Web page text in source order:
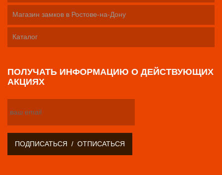
Магазин замков в Ростове-на-Дону
Каталог
ПОЛУЧАТЬ ИНФОРМАЦИЮ О ДЕЙСТВУЮЩИХ
АКЦИЯХ